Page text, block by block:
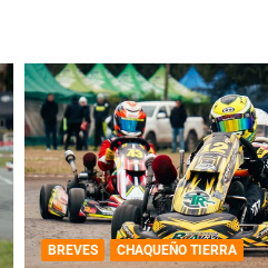
BREVES CHAQUEÑO TIERRA